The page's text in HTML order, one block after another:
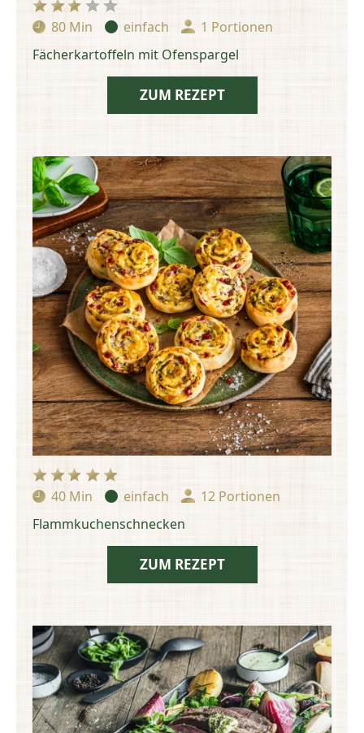
Zubereitungszeit:
80 Min Schwierigkeit:
einfach Portionen:
1 Portionen
Fächerkartoffeln mit Ofenspargel
ZUM REZEPT
Zubereitungszeit:
40 Min Schwierigkeit:
einfach Portionen:
12 Portionen
Flammkuchenschnecken
ZUM REZEPT